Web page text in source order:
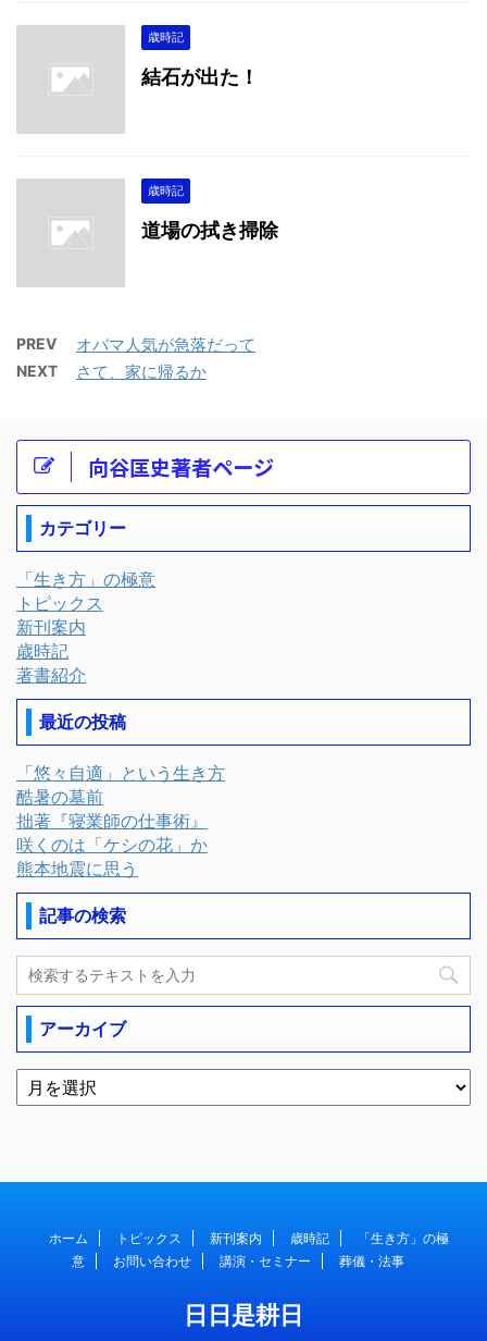
歳時記
結石が出た！
歳時記
道場の拭き掃除
PREV オバマ人気が急落だって
NEXT さて、家に帰るか
向谷匡史著者ページ
カテゴリー
「生き方」の極意
トピックス
新刊案内
歳時記
著書紹介
最近の投稿
「悠々自適」という生き方
酷暑の墓前
拙著『寝業師の仕事術』
咲くのは「ケシの花」か
熊本地震に思う
記事の検索
アーカイブ
ホーム トピックス 新刊案内 歳時記
「生き方」の極
意
お問い合わせ 講演・セミナー 葬儀・法事
日日是耕日